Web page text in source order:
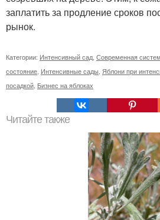
заплатить за продление сроков
рынок.
Категории: Интенсивный сад Современная
состояние Интенсивные сады Яблони при
посадкой Бизнес на яблоках
Читайте также